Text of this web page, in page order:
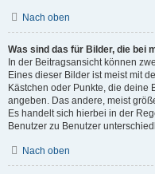
Nach oben
Was sind das für Bilder, die bei
In der Beitragsansicht können
Eines dieser Bilder ist meist mit
Kästchen oder Punkte, die deine
angeben. Das andere, meist
Es handelt sich hierbei in der
Benutzer zu Benutzer
Nach oben